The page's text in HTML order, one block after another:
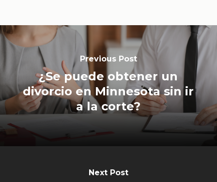
Previous Post
¿Se puede obtener un
divorcio en Minnesota sin ir
a la corte?
Next Post